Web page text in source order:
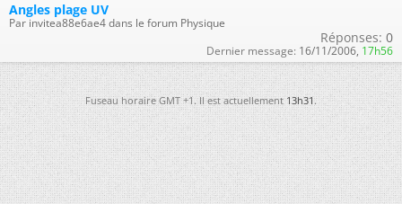
Angles plage UV
Par invitea88e6ae4 dans le forum Physique
Réponses: 0
Dernier message: 16/11/2006, 17h56
Fuseau horaire GMT +1. Il est actuellement13h31.